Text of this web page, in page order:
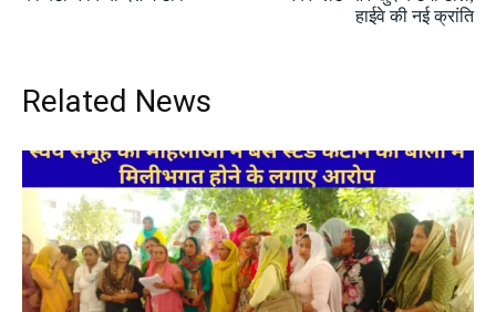
हाईवे की नई क्रांति
Related News